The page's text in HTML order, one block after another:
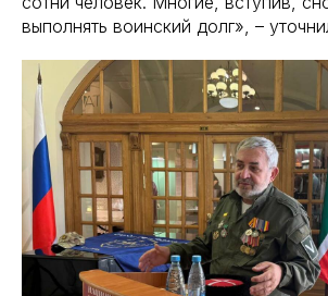
выполнять воинский долг», –